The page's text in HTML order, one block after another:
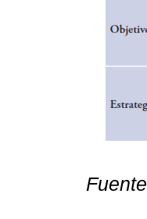
Fuente